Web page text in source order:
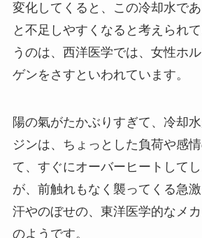
変化してくると、この冷却水で
と不足しやすくなると考えられ
うのは、西洋医学では、女性ホ
ゲンをさすといわれています。
陽の氣がたかぶりすぎて、冷却
ジンは、ちょっとした負荷や感
て、すぐにオーバーヒートして
が、前触れもなく襲ってくる急
汗やのぼせの、東洋医学的なメ
のようです。